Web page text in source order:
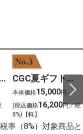
6.冷凍きりたんぽセットＳ 野菜なし 2人前
No.3
CGC夏ギフト【1101】和牛苑 神戸牛・三田和牛食べ比べ(680g)
本体価格15,000円
(税込価格16,200円／税
8%)【軽】
率（8%）対象商品と